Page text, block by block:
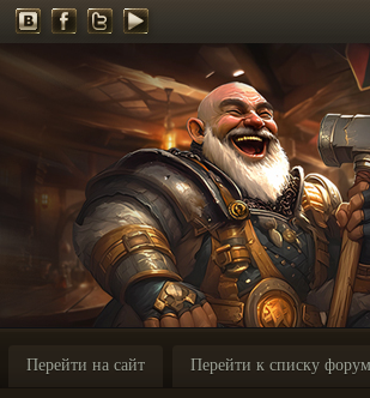
Перейти на сайт Перейти к списку